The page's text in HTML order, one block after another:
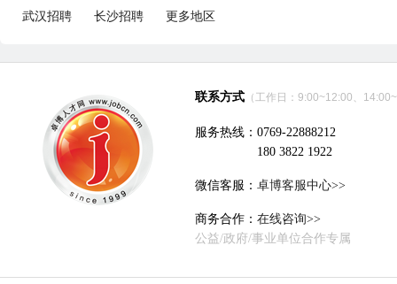
武汉招聘
长沙招聘 更多地区
联系方式 （工作日：9:00~12:00、
服务热线：0769-22888212
180 3822 1922
微信客服： 卓博客服中心>>
商务合作： 在线咨询>>
公益/政府/事业单位合作专属